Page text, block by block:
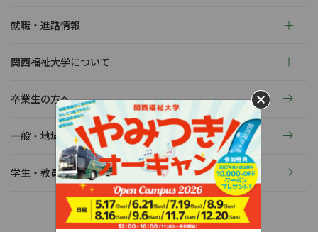
就職・進路情報
関西福祉大学について
卒業生の方へ
一般・地域の方へ
学生・教員の活動